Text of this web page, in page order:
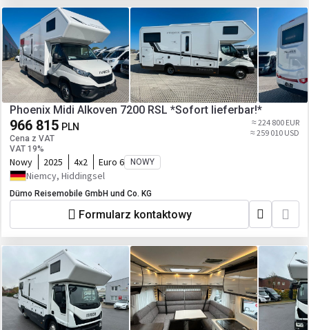
Phoenix Midi Alkoven 7200 RSL *Sofort lieferbar!*
966 815 PLN
Cena z VAT
VAT 19%
≈ 224 800 EUR
≈ 259 010 USD
Nowy 2025 4x2 Euro 6 NOWY
Niemcy, Hiddingsel
Dümo Reisemobile GmbH und Co. KG
Formularz kontaktowy